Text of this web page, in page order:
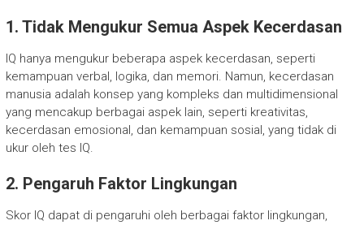
1. Tidak Mengukur Semua Aspek Kecerdasan
IQ hanya mengukur beberapa aspek kecerdasan, seperti
kemampuan verbal, logika, dan memori. Namun, kecerdasan
manusia adalah konsep yang kompleks dan multidimensional
yang mencakup berbagai aspek lain, seperti kreativitas,
kecerdasan emosional, dan kemampuan sosial, yang tidak di
ukur oleh tes IQ.
2. Pengaruh Faktor Lingkungan
Skor IQ dapat di pengaruhi oleh berbagai faktor lingkungan,